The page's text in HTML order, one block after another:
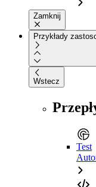
Zamknij
Przykłady
Wstecz
Test